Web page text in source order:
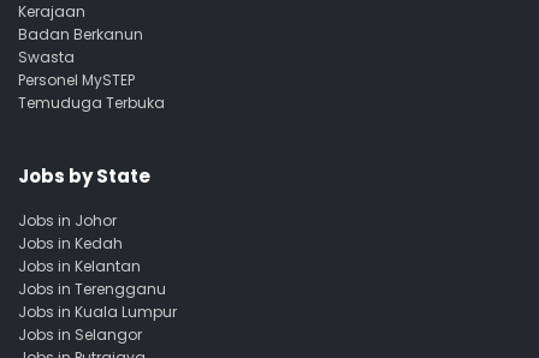
Kerajaan
Badan Berkanun
Swasta
Personel MySTEP
Temuduga Terbuka
Jobs by State
Jobs in Johor
Jobs in Kedah
Jobs in Kelantan
Jobs in Terengganu
Jobs in Kuala Lumpur
Jobs in Selangor